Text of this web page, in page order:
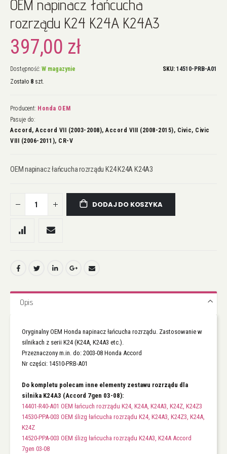
początek
galerii
OEM napinacz łańcucha
rozrządu K24 K24A K24A3
397,00 zł
Dostępność: W magazynie
Zostało 8 szt.
SKU 14510-PRB-A01
Producent: Honda OEM
Pasuje do:
Accord, Accord VII (2003-2008), Accord VIII (2008-2015), Civic, Civic
VIII (2006-2011), CR-V
OEM napinacz łańcucha rozrządu K24 K24A K24A3
DODAJ DO KOSZYKA
Opis
Oryginalny OEM Honda napinacz łańcucha rozrządu. Zastosowanie w
silnikach z serii K24 (K24A, K24A3 etc.).
Przeznaczony m.in. do: 2003-08 Honda Accord
Nr części: 14510-PRB-A01
Do kompletu polecam inne elementy zestawu rozrządu dla
silnika K24A3 (Accord 7gen 03-08):
14401-R40-A01 OEM łańcuch rozrządu K24, K24A, K24A3, K24Z, K24Z3
14530-PPA-003 OEM ślizg łańcucha rozrządu K24, K24A3, K24Z3, K24A,
K24Z
14520-PPA-003 OEM ślizg łańcucha rozrządu K24A3, K24A Accord
7gen 03-08